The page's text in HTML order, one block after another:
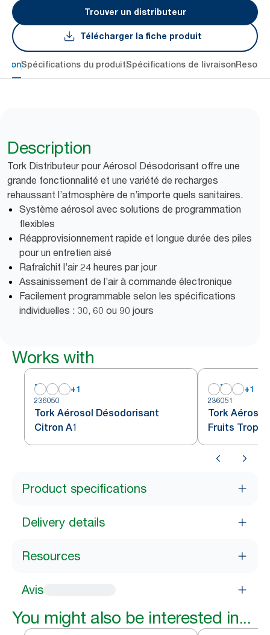
Trouver un distributeur
Télécharger la fiche produit
Spécifications du produitSpécifications de livraison
Description
Tork Distributeur pour Aérosol Désodorisant offre une
grande fonctionnalité et une variété de recharges
rehaussant l’atmosphère de n’importe quels sanitaires.
Système aérosol avec solutions de programmation
flexibles
Réapprovisionnement rapide et longue durée des piles
pour un entretien aisé
Rafraîchit l’air 24 heures par jour
Assainissement de l’air à commande électronique
Facilement programmable selon les spécifications
individuelles : 30, 60 ou 90 jours
Works with
+1
236050
Tork Aérosol Désodorisant
Citron A1
+1
236051
Tork
Fruits
Product specifications
Delivery details
Resources
Avis
You might also be interested in...